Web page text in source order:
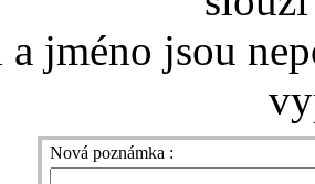
jméno jsou
Nová poznámka :